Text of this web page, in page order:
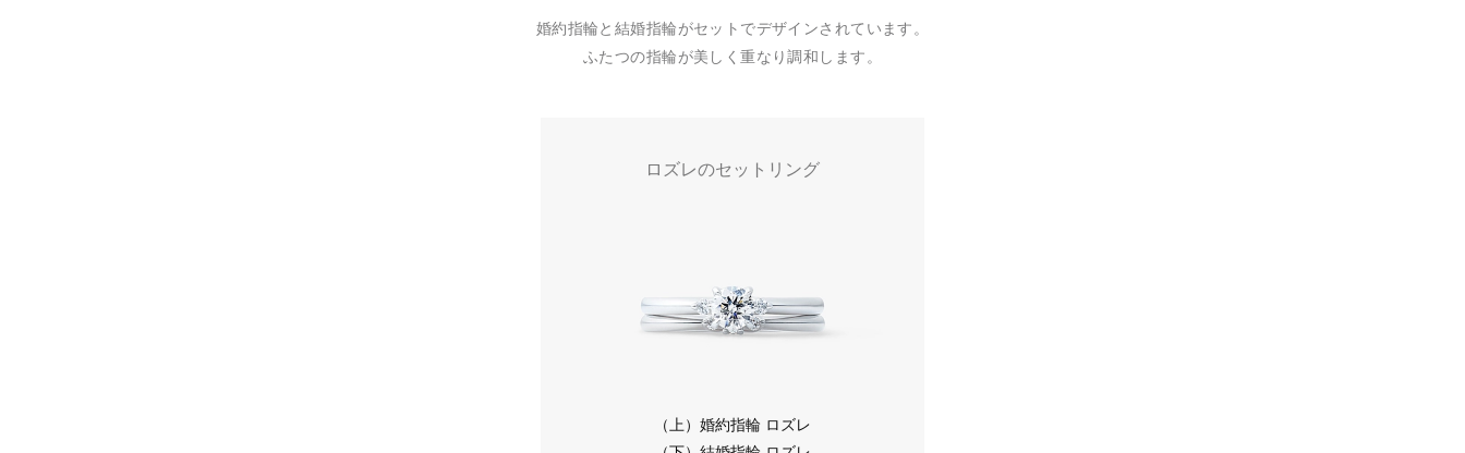
ロズレのセットリング
（上）婚約指輪 ロズレ
婚約指輪と結婚指輪がセットでデザインされています。
ふたつの指輪が美しく重なり調和します。